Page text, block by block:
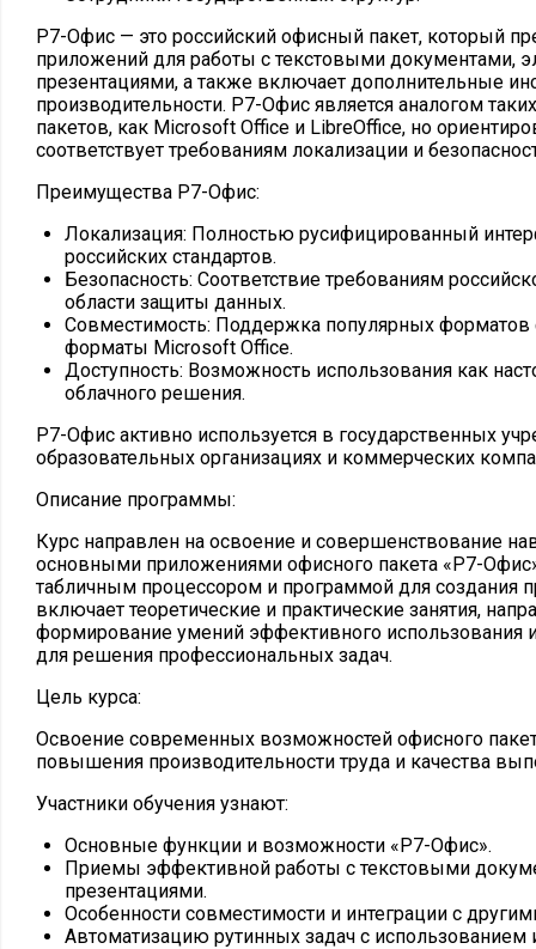
Р7-Офис — это российский офисный пакет, который
приложений для работы с текстовыми документами,
презентациями, а также включает дополнительные
производительности. Р7-Офис является аналогом
пакетов, как Microsoft Office и LibreOffice, но
соответствует требованиям локализации и
Преимущества Р7-Офис:
Локализация: Полностью русифицированный
российских стандартов.
Безопасность: Соответствие требованиям
области защиты данных.
Совместимость: Поддержка популярных
форматы Microsoft Office.
Доступность: Возможность использования как
облачного решения.
Р7-Офис активно используется в государственных
образовательных организациях и коммерческих
Описание программы:
Курс направлен на освоение и совершенствование
основными приложениями офисного пакета «Р7-
табличным процессором и программой для создания
включает теоретические и практические занятия,
формирование умений эффективного использования
для решения профессиональных задач.
Цель курса:
Освоение современных возможностей офисного
повышения производительности труда и качества
Участники обучения узнают:
Основные функции и возможности «Р7-Офис».
Приемы эффективной работы с текстовыми
презентациями.
Особенности совместимости и интеграции с
Автоматизацию рутинных задач с